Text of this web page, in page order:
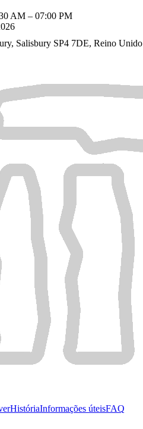
AM – 07:00 PM
Salisbury SP4 7DE, Reino Unido
HistóriaInformações úteisFAQ